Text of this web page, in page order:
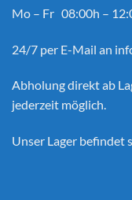
Mo – Fr 08:00h –
24/7 per E-Mail an
Abholung direkt ab
jederzeit möglich.
Unser Lager befindet